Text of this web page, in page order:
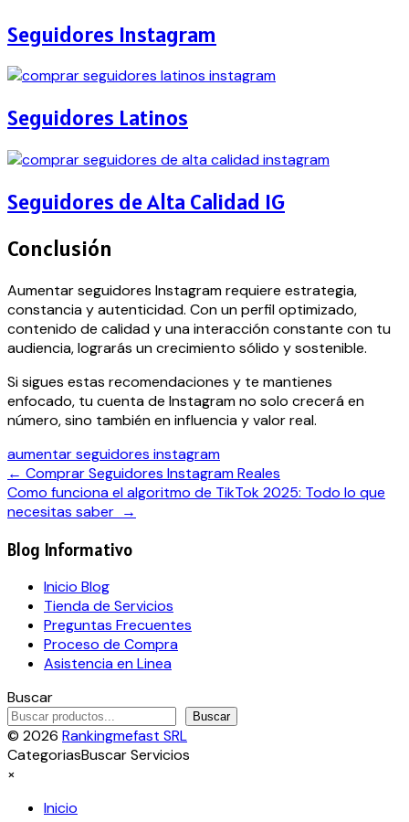
Seguidores Instagram
Seguidores Latinos
Seguidores de Alta Calidad IG
Conclusión
Aumentar seguidores Instagram requiere estrategia,
constancia y autenticidad. Con un perfil optimizado,
contenido de calidad y una interacción constante con tu
audiencia, lograrás un crecimiento sólido y sostenible.
Si sigues estas recomendaciones y te mantienes
enfocado, tu cuenta de Instagram no solo crecerá en
número, sino también en influencia y valor real.
Tags:
aumentar seguidores instagram
Navegación
de
← Comprar Seguidores Instagram Reales
Como funciona el algoritmo de TikTok 2025: Todo lo que
necesitas saber →
Blog Informativo
Inicio Blog
Tienda de Servicios
Preguntas Frecuentes
Proceso de Compra
Asistencia en Linea
Buscar
Buscar
© 2026 Rankingmefast SRL
CategoriasBuscar Servicios
×
Inicio